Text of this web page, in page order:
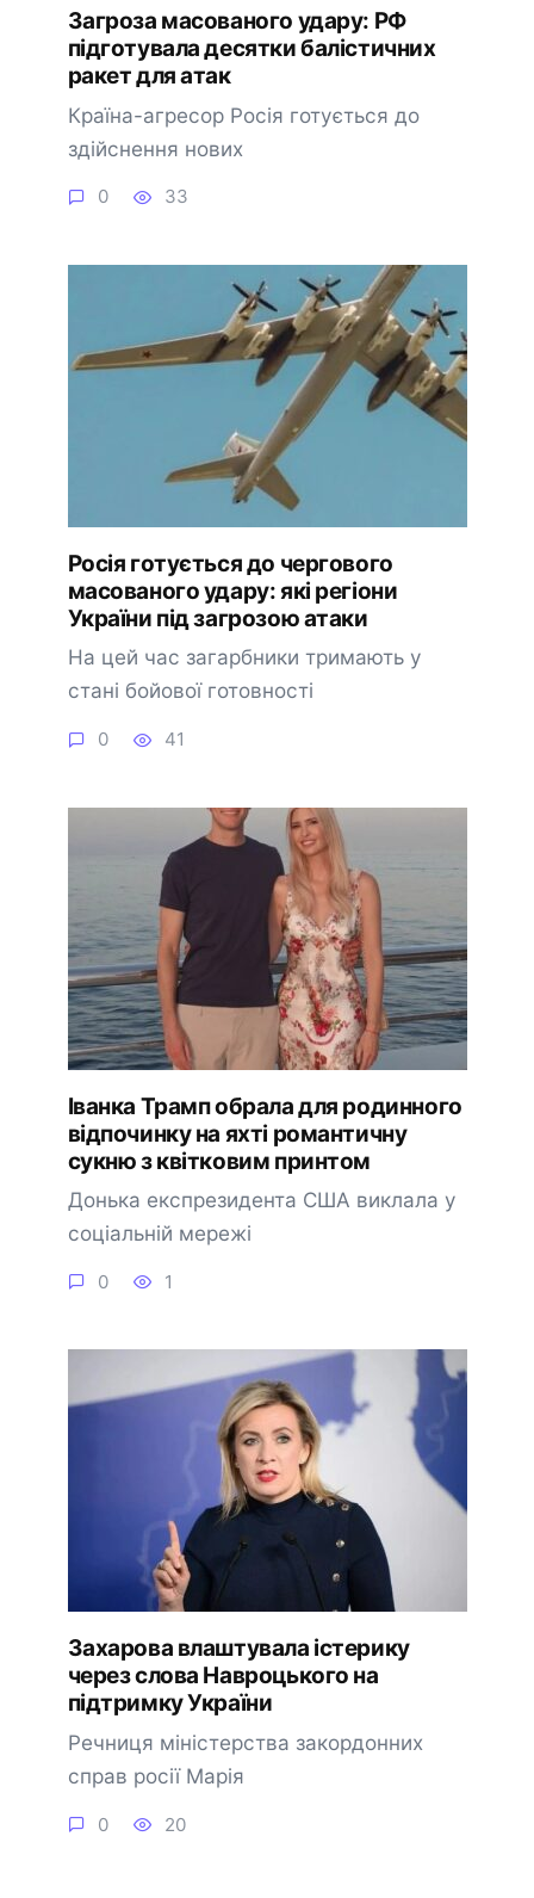
Загроза масованого удару: РФ
підготувала десятки балістичних
ракет для атак
Країна-агресор Росія готується до
здійснення нових
0 33
Росія готується до чергового
масованого удару: які регіони
України під загрозою атаки
На цей час загарбники тримають у
стані бойової готовності
0 41
Іванка Трамп обрала для родинного
відпочинку на яхті романтичну
сукню з квітковим принтом
Донька експрезидента США виклала у
соціальній мережі
0 1
Захарова влаштувала істерику
через слова Навроцького на
підтримку України
Речниця міністерства закордонних
справ росії Марія
0 20